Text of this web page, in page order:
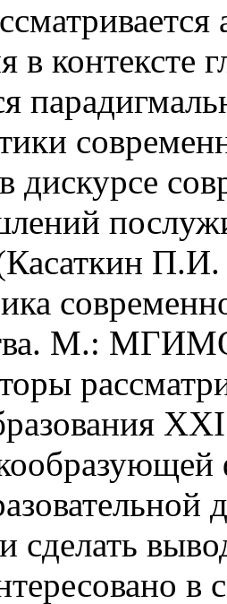
в контексте
дискурсе
М.:
сделать
в